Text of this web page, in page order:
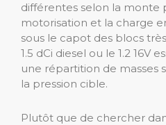
différentes selon la monte
motorisation et la charge
sous le capot des blocs
1.5 dCi diesel ou le 1.2 16V
une répartition de masses
la pression cible.
Plutôt que de chercher